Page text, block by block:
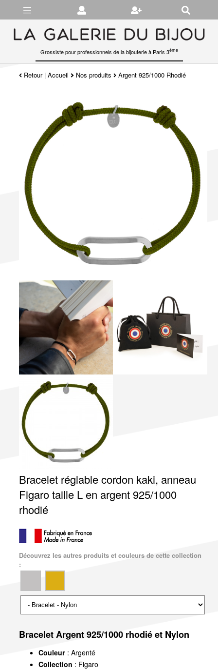
Grossiste pour professionnels de la bijouterie à Paris 3ème
Retour|Accueil Nos produits Argent 925/1000 Rhodié
Bracelet réglable cordon kaki, anneau
Figaro taille L en argent 925/1000
rhodié
Découvrez les autres produits et couleurs de cette collection
:
Bracelet Argent 925/1000 rhodié et Nylon
Couleur: Argenté
Collection : Figaro
Gérer les préférences en matière de cookies